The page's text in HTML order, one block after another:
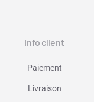
Info client
Paiement
Livraison